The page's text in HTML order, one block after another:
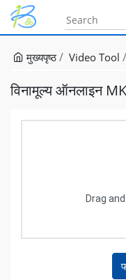
मुख्यपृष्ठ Video Tool
विनामूल्य ऑनलाइन
Drag